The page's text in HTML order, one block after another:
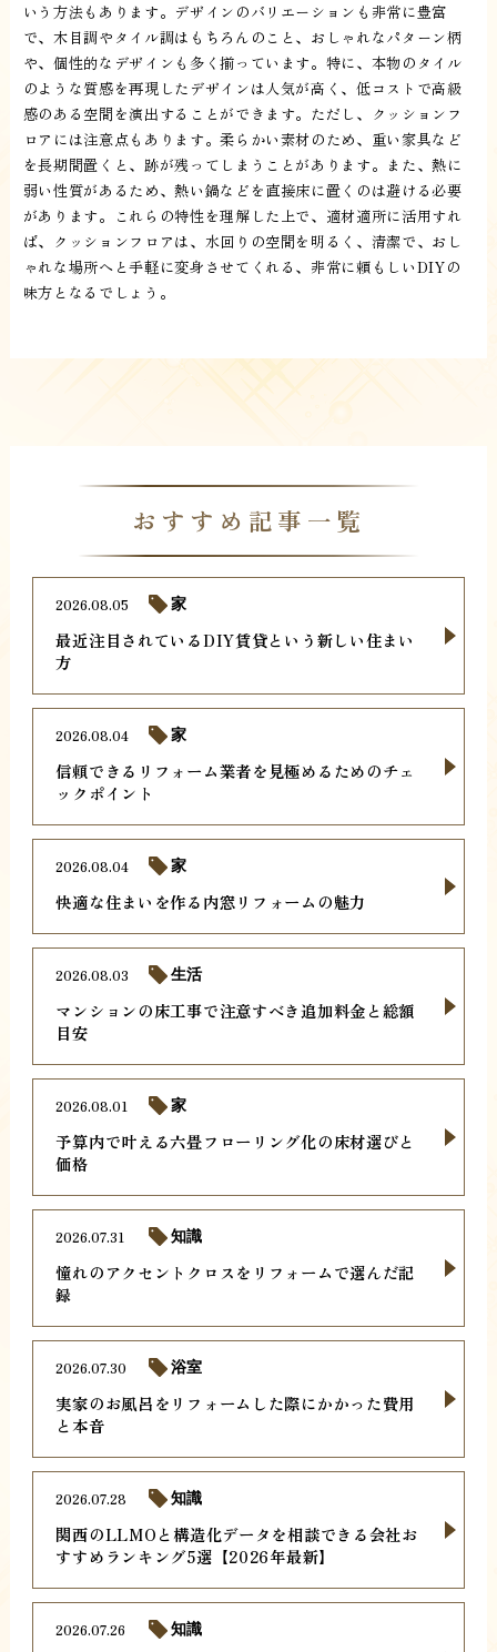
いう方法もあります。デザインのバリエーションも非常に豊富
で、木目調やタイル調はもちろんのこと、おしゃれなパターン柄
や、個性的なデザインも多く揃っています。特に、本物のタイル
のような質感を再現したデザインは人気が高く、低コストで高級
感のある空間を演出することができます。ただし、クッションフ
ロアには注意点もあります。柔らかい素材のため、重い家具など
を長期間置くと、跡が残ってしまうことがあります。また、熱に
弱い性質があるため、熱い鍋などを直接床に置くのは避ける必要
があります。これらの特性を理解した上で、適材適所に活用すれ
ば、クッションフロアは、水回りの空間を明るく、清潔で、おし
ゃれな場所へと手軽に変身させてくれる、非常に頼もしいDIYの
味方となるでしょう。
おすすめ記事一覧
最近注目されているDIY賃貸という新しい住まい
方
2026.08.05 家
信頼できるリフォーム業者を見極めるためのチェ
ックポイント
2026.08.04 家
快適な住まいを作る内窓リフォームの魅力
2026.08.04 家
マンションの床工事で注意すべき追加料金と総額
目安
2026.08.03 生活
予算内で叶える六畳フローリング化の床材選びと
価格
2026.08.01 家
憧れのアクセントクロスをリフォームで選んだ記
録
2026.07.31 知識
実家のお風呂をリフォームした際にかかった費用
と本音
2026.07.30 浴室
関西のLLMOと構造化データを相談できる会社お
すすめランキング5選【2026年最新】
2026.07.28 知識
2026.07.26 知識